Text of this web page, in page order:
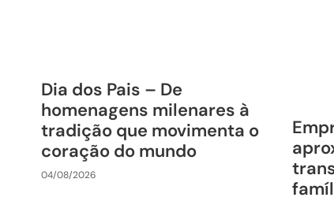
Dia dos Pais – De
homenagens milenares à
tradição que movimenta o
coração do mundo
04/08/2026